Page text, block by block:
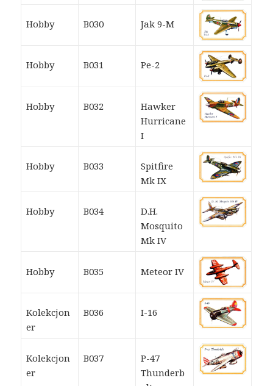
Hobby B030 Jak 9-M
Hobby B031 Pe-2
Hobby B032
Hawker
Hurricane
I
Hobby B033
Spitfire
Mk IX
Hobby B034
D.H.
Mosquito
Mk IV
Hobby B035 Meteor IV
Kolekcjon
er
B036 I-16
Kolekcjon
er
B037
P-47
Thunderb